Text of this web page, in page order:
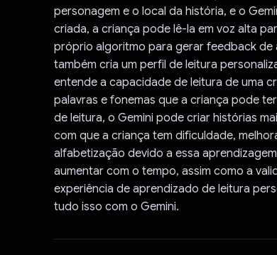
personagem e o local da história, e o
criada, a criança pode lê-la em voz alta
próprio algoritmo para gerar feedback de
também cria um perfil de leitura
entende a capacidade de leitura de uma
palavras e fonemas que a criança pode
de leitura, o Gemini pode criar histórias
com que a criança tem dificuldade,
alfabetização devido a essa
aumentar com o tempo, assim como a
experiência de aprendizado de leitura
tudo isso com o Gemini.